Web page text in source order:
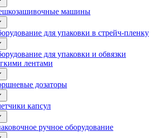
машины
для упаковки в стрейч-пленку
для упаковки и обвязки
лентами
дозаторы
капсул
ручное оборудование